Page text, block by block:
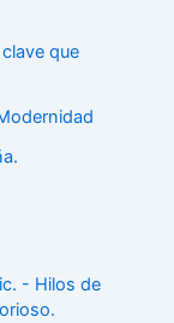
que
- Hilos de